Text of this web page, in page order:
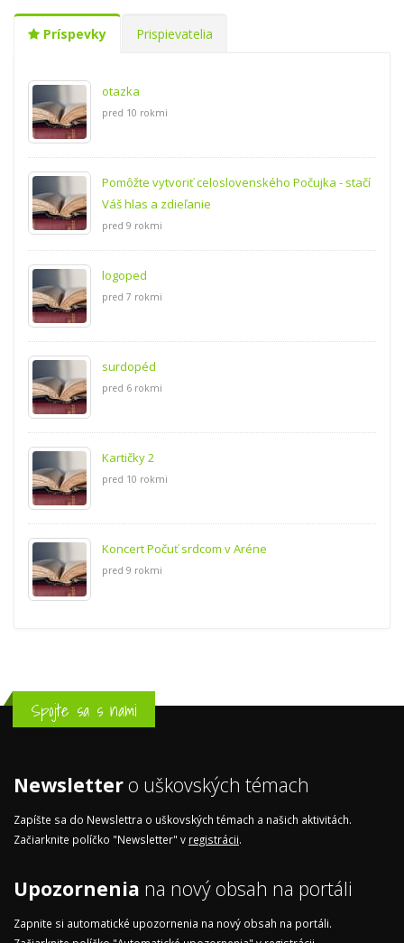
Príspevky Prispievatelia
otazka
pred 10 rokmi
Pomôžte vytvoriť celoslovenského Počujka - stačí
Váš hlas a zdieľanie
pred 9 rokmi
logoped
pred 7 rokmi
surdopéd
pred 6 rokmi
Kartičky 2
pred 10 rokmi
Koncert Počuť srdcom v Aréne
pred 9 rokmi
Spojte sa s nami
Newsletter o uškovských témach
Zapíšte sa do Newslettra o uškovských témach a našich aktivitách.
Začiarknite políčko "Newsletter" v registrácii.
Upozornenia na nový obsah na portáli
Zapnite si automatické upozornenia na nový obsah na portáli.